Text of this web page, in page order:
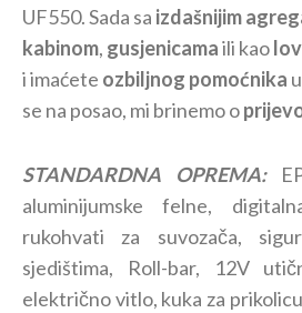
UF550. Sada sa izdašnijim
kabinom, gusjenicamaili kao
i imaćete ozbiljnog pomoćnika
se na posao, mi brinemo o
STANDARDNA OPREMA:
aluminijumske felne,
rukohvati za suvozača,
sjedištima, Roll-bar, 12V
električno vitlo, kuka za